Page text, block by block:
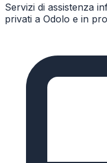
Servizi di assistenza
privati a Odolo e in